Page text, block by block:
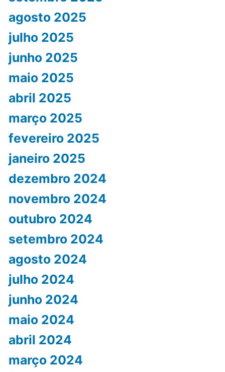
agosto 2025
julho 2025
junho 2025
maio 2025
abril 2025
março 2025
fevereiro 2025
janeiro 2025
dezembro 2024
novembro 2024
outubro 2024
setembro 2024
agosto 2024
julho 2024
junho 2024
maio 2024
abril 2024
março 2024